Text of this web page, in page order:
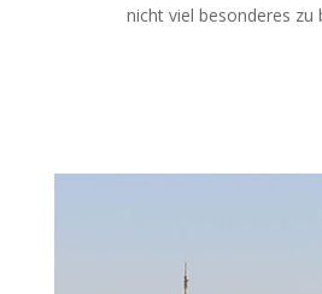
nicht viel besonderes zu